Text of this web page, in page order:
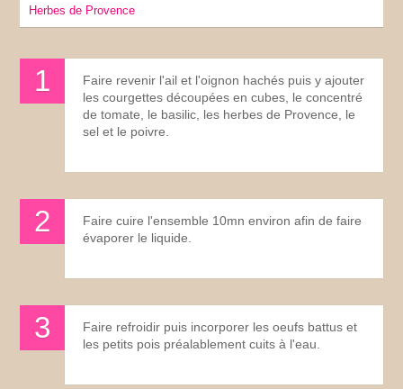
herbes de Provence
Faire revenir l'ail et l'oignon hachés puis y ajouter
les courgettes découpées en cubes, le concentré
de tomate, le basilic, les herbes de Provence, le
sel et le poivre.
Faire cuire l'ensemble 10mn environ afin de faire
évaporer le liquide.
Faire refroidir puis incorporer les oeufs battus et
les petits pois préalablement cuits à l'eau.